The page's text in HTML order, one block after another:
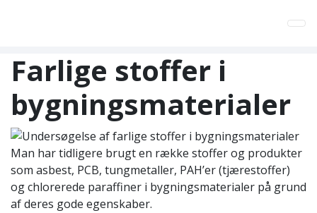
Farlige stoffer i
bygningsmaterialer
Man har tidligere brugt en række stoffer og produkter
som asbest, PCB, tungmetaller, PAH’er (tjærestoffer)
og chlorerede paraffiner i bygningsmaterialer på grund
af deres gode egenskaber.